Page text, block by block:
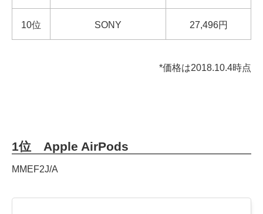
10位 SONY 27,496円
*価格は2018.10.4時点
1位 Apple AirPods
MMEF2J/A